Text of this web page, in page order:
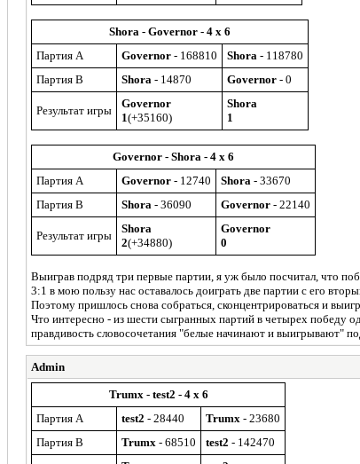
Shora - Governor - 4 x 6
Партия A
Governor - 168810 Shora - 118780
Партия B
Shora - 14870 Governor - 0
Результат игры
Governor
1(+35160)
Shora
1
Governor - Shora - 4 x 6
Партия A
Governor - 12740 Shora - 33670
Партия B
Shora - 36090 Governor - 22140
Результат игры
Shora
2(+34880)
Governor
0
Выиграв подряд три первые партии, я уж было посчитал, что
3:1 в мою пользу нас оставалось доиграть две партии с его
Поэтому пришлось снова собраться, сконцентрироваться и
Что интересно - из шести сыгранных партий в четырех победу
правдивость словосочетания "белые начинают и выигрывают"
Admin
Trumx - test2 - 4 x 6
Партия A
test2 - 28440 Trumx - 23680
Партия B
Trumx - 68510 test2 - 142470